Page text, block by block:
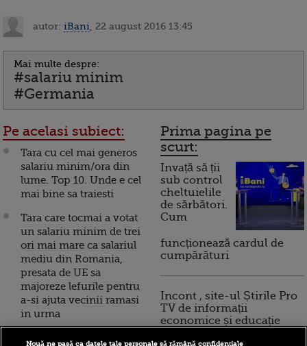
autor: iBani , 22 august 2016 13:45
Mai multe despre:
#salariu minim
#Germania
Pe acelasi subiect:
Tara cu cel mai generos
salariu minim/ora din
lume. Top 10. Unde e cel
mai bine sa traiesti
Tara care tocmai a votat
un salariu minim de trei
ori mai mare ca salariul
mediu din Romania,
presata de UE sa
majoreze lefurile pentru
a-si ajuta vecinii ramasi
in urma
Primul salariu minim din
Prima pagina pe
scurt:
Invață să ții
sub control
cheltuielile
de sărbători.
Cum
funcționează cardul de
cumpărături
Incont , site-ul Știrile Pro
TV de informații
economice și educație
Nouă ne pasă ca datele tale personale să rămână confidențiale